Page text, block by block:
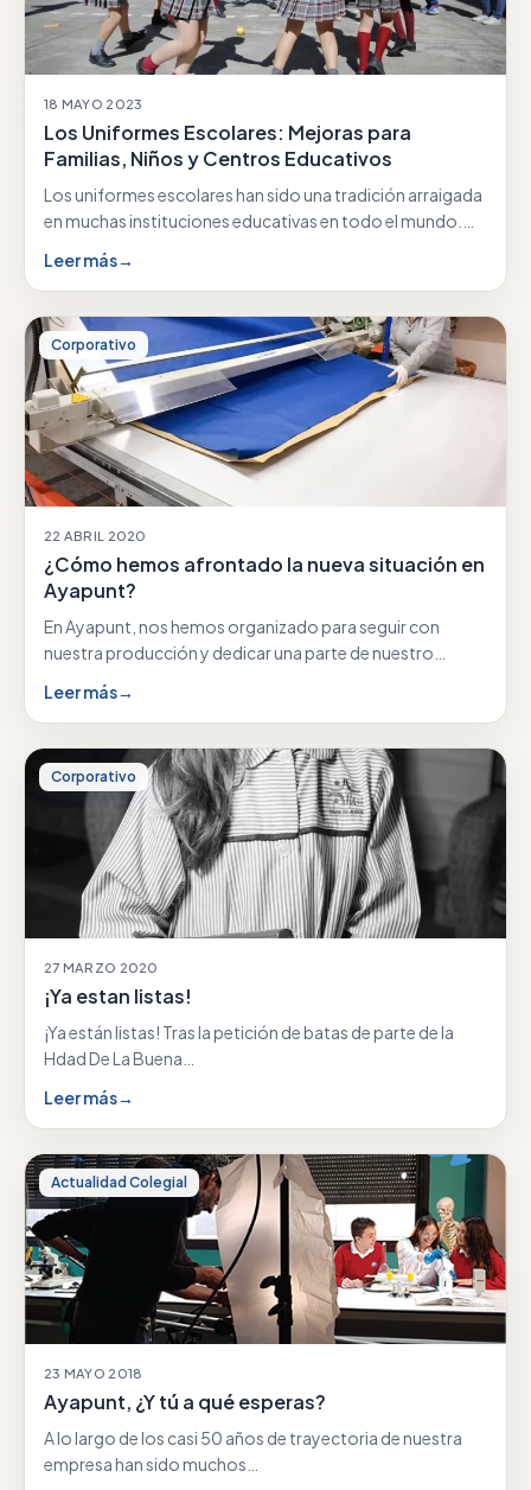
18 MAYO 2023
Los Uniformes Escolares: Mejoras para
Familias, Niños y Centros Educativos
Los uniformes escolares han sido una tradición arraigada
en muchas instituciones educativas en todo el mundo.…
Leer más→
Corporativo
22 ABRIL 2020
¿Cómo hemos afrontado la nueva situación en
Ayapunt?
En Ayapunt, nos hemos organizado para seguir con
nuestra producción y dedicar una parte de nuestro…
Leer más→
Corporativo
27 MARZO 2020
¡Ya estan listas!
¡Ya están listas! Tras la petición de batas de parte de la
Hdad De La Buena…
Leer más→
Actualidad Colegial
23 MAYO 2018
Ayapunt, ¿Y tú a qué esperas?
A lo largo de los casi 50 años de trayectoria de nuestra
empresa han sido muchos…